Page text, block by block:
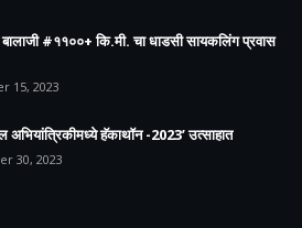
#११००+ कि.मी. चा धाडसी सायकलिंग प्रवास
15, 2023
अभियांत्रिकीमध्ये हॅकाथॉन -2023’ उत्साहात
30, 2023